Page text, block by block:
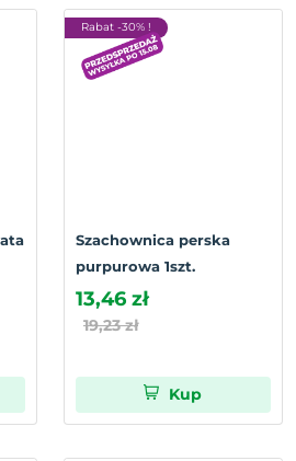
Rabat -30% !
Szachownica perska
purpurowa 1szt.
13,46 zł
19,23 zł
Kup